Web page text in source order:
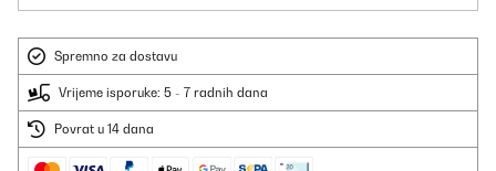
Spremno za dostavu
Vrijeme isporuke: 5 - 7 radnih dana
Povrat u 14 dana